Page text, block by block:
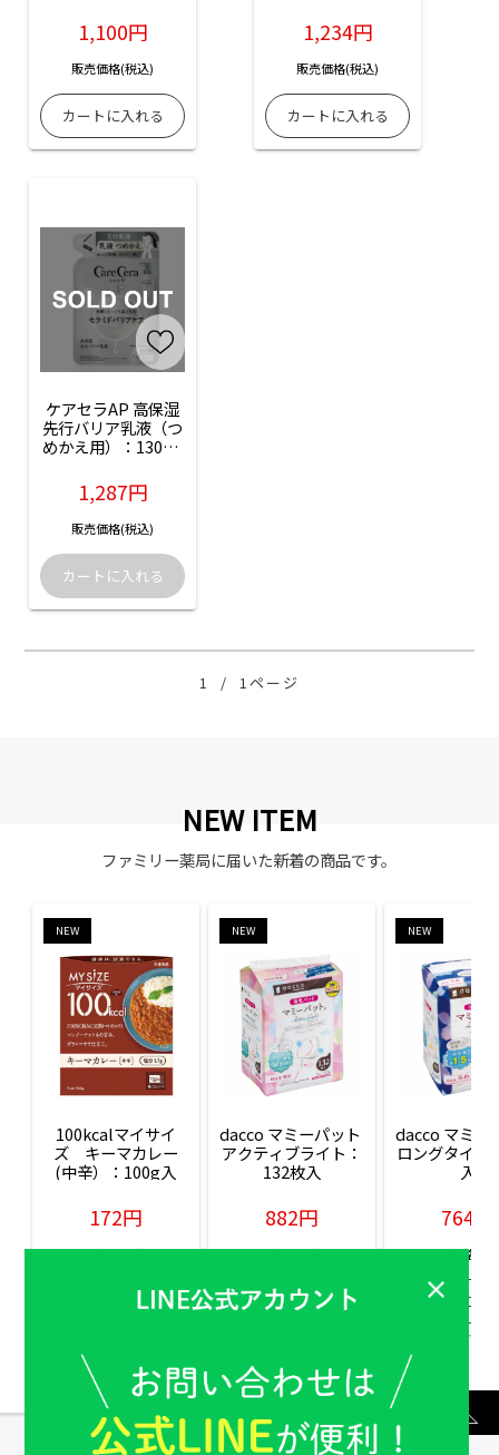
1,100円
販売価格(税込)
1,234円
販売価格(税込)
ケアセラAP 高保湿
先行バリア乳液（つ
めかえ用）：130ml
1,287円
販売価格(税込)
1 / 1ページ
NEW ITEM
ファミリー薬局に届いた新着の商品です。
NEW
100kcalマイサイ
ズ　キーマカレー
(中辛）：100g入
172円
販売価格(税込)
NEW
dacco マミーパット
アクティブライト：
132枚入
882円
販売価格(税込)
NEW
dacco マミー
ロングタイム
入
764円
販売価格(税
もっと見る